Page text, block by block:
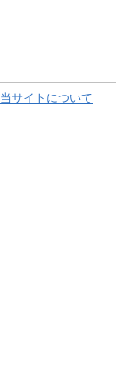
当サイトについて